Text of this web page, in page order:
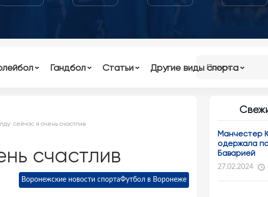
Гандбол Статьи Другие виды спорта
сейчас я очень счастлив
счастлив
Воронежские новости спортаФутбол в Воронеже
Манчестер
одержала
Баварией
27.02.2024